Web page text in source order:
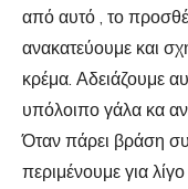
από αυτό , το
ανακατεύουμε και
κρέμα. Αδειάζουμε
υπόλοιπο γάλα κα
Όταν πάρει βράση
περιμένουμε για